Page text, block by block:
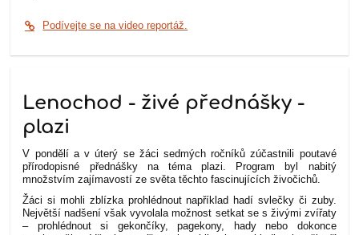
Podívejte se na video reportáž.
Lenochod - živé přednášky -
plazi
V pondělí a v úterý se žáci sedmých ročníků zúčastnili poutavé
přírodopisné přednášky na téma plazi. Program byl nabitý
množstvím zajímavostí ze světa těchto fascinujících živočichů.
Žáci si mohli zblízka prohlédnout například hadí svlečky či zuby.
Největší nadšení však vyvolala možnost setkat se s živými zvířaty
– prohlédnout si gekončíky, pagekony, hady nebo dokonce